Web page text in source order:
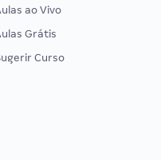
ao Vivo
Grátis
Curso